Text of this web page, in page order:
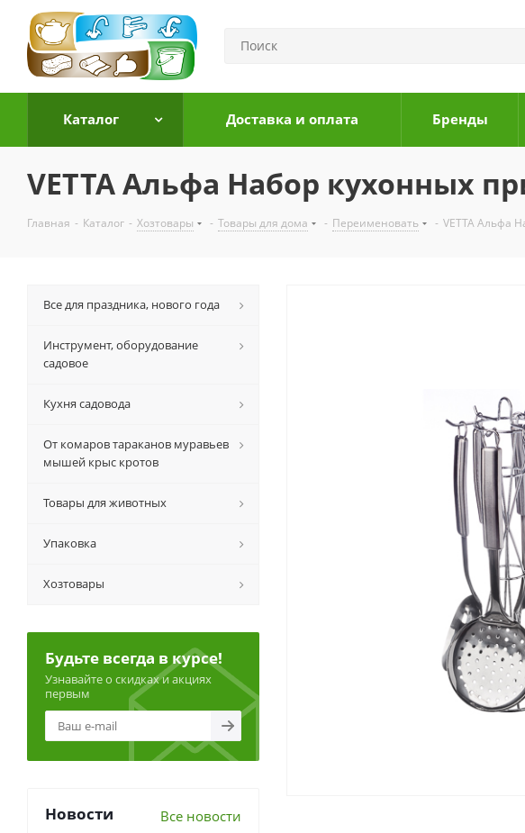
Каталог Доставка и оплата Бренды
VETTA Альфа Набор кухонных
Главная - Каталог - Хозтовары - Товары для дома - Переименовать - VETTA Альфа
Все для праздника, нового года
Инструмент, оборудование
садовое
Кухня садовода
От комаров тараканов муравьев
мышей крыс кротов
Товары для животных
Упаковка
Хозтовары
Будьте всегда в курсе!
Узнавайте о скидках и акциях
первым
Новости Все новости